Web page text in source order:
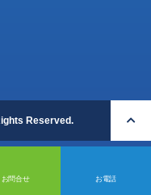
Reserved.
お問合せ お電話